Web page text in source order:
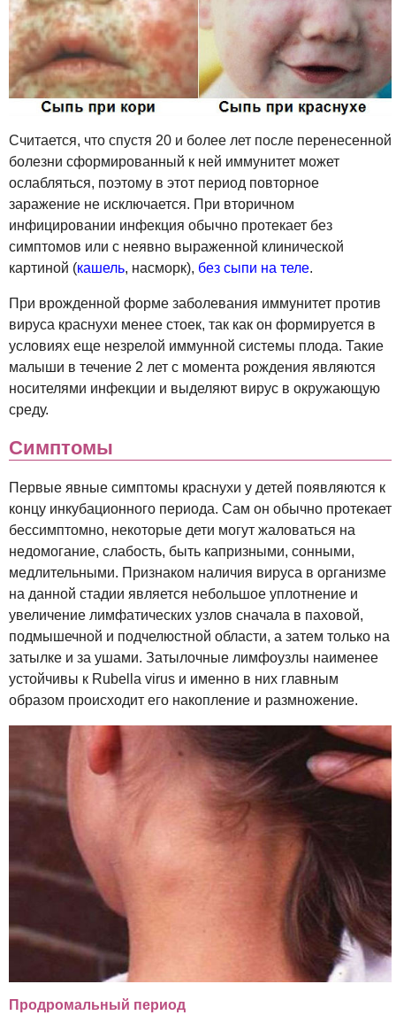
Считается, что спустя 20 и более лет после перенесенной
болезни сформированный к ней иммунитет может
ослабляться, поэтому в этот период повторное
заражение не исключается. При вторичном
инфицировании инфекция обычно протекает без
симптомов или с неявно выраженной клинической
картиной (кашель, насморк), без сыпи на теле.
При врожденной форме заболевания иммунитет против
вируса краснухи менее стоек, так как он формируется в
условиях еще незрелой иммунной системы плода. Такие
малыши в течение 2 лет с момента рождения являются
носителями инфекции и выделяют вирус в окружающую
среду.
Симптомы
Первые явные симптомы краснухи у детей появляются к
концу инкубационного периода. Сам он обычно протекает
бессимптомно, некоторые дети могут жаловаться на
недомогание, слабость, быть капризными, сонными,
медлительными. Признаком наличия вируса в организме
на данной стадии является небольшое уплотнение и
увеличение лимфатических узлов сначала в паховой,
подмышечной и подчелюстной области, а затем только на
затылке и за ушами. Затылочные лимфоузлы наименее
устойчивы к Rubella virus и именно в них главным
образом происходит его накопление и размножение.
Продромальный период